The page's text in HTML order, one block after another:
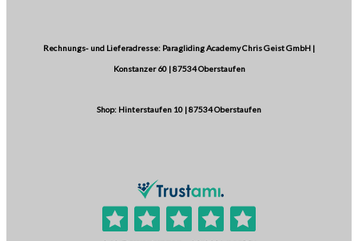
Rechnungs- und Lieferadresse: Paragliding Academy Chris Geist GmbH |
Konstanzer 60 | 87534 Oberstaufen
Shop: Hinterstaufen 10 | 87534 Oberstaufen